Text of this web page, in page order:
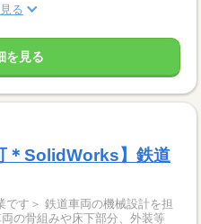
る
を見る
＊SolidWorks】鉄道
です＞ 鉄道車両の機械設計を担